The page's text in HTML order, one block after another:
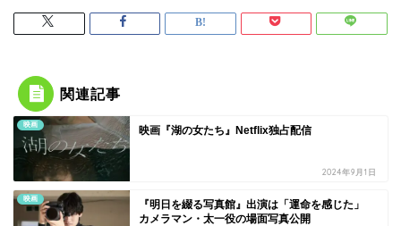
関連記事
映画 映画『湖の女たち』Netflix独占配信
2024年9月1日
映画
『明日を綴る写真館』出演は「運命を感じた」
カメラマン・太一役の場面写真公開